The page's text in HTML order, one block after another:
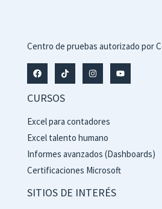
Centro de pruebas autorizado por
CURSOS
Excel para contadores
Excel talento humano
Informes avanzados (Dashboards)
Certificaciones Microsoft
SITIOS DE INTERÉS